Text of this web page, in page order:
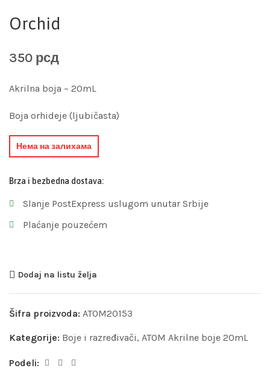
Orchid
350 рсд
Akrilna boja – 20mL
Boja orhideje (ljubičasta)
Нема на залихама
Brza i bezbedna dostava:
Slanje PostExpress uslugom unutar Srbije
Plaćanje pouzećem
Dodaj na listu želja
Šifra proizvoda: ATOM20153
Kategorije: Boje i razređivači, ATOM Akrilne boje 20mL
Podeli: